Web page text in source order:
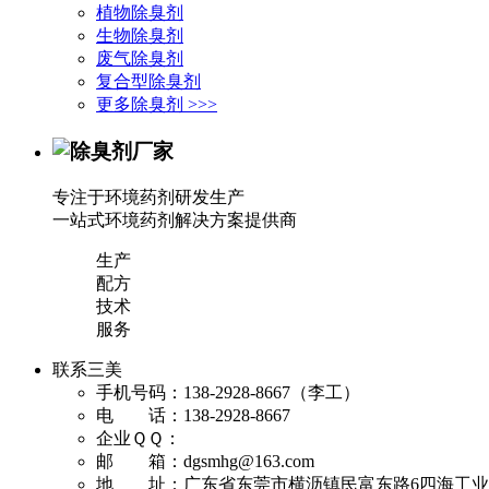
植物除臭剂
生物除臭剂
废气除臭剂
复合型除臭剂
更多除臭剂 >>>
专注于环境药剂研发生产
一站式环境药剂解决方案提供商
生产
配方
技术
服务
联系三美
手机号码：138-2928-8667（李工）
电 话：138-2928-8667
企业ＱＱ：
邮 箱：dgsmhg@163.com
地 址：广东省东莞市横沥镇民富东路6四海工